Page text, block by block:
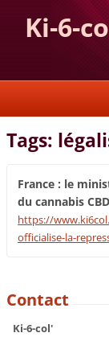
Ki-6-
Tags:
France : le
du cannabis CBD
https://
officialise-la-
Contact
Ki-6-col'